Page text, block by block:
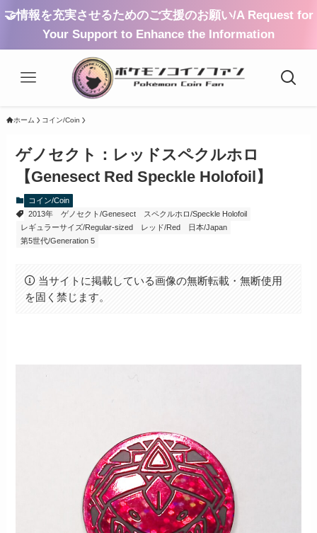
🤝情報を充実させるためのご支援のお願い/A Request for
Your Support to Enhance the Information
ホーム コイン/Coin
ゲノセクト：レッドスペクルホロ
【Genesect Red Speckle Holofoil】
コイン/Coin
2013年
ゲノセクト/Genesect
スペクルホロ/Speckle Holofoil
レギュラーサイズ/Regular-sized
レッド/Red
日本/Japan
第5世代/Generation 5
当サイトに掲載している画像の無断転載・無断使用
を固く禁じます。